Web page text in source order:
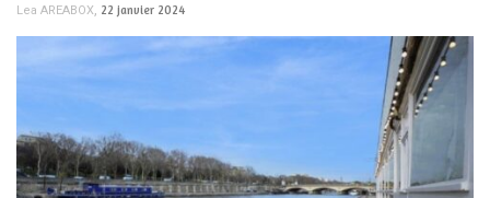
Lea AREABOX, 22 janvier 2024